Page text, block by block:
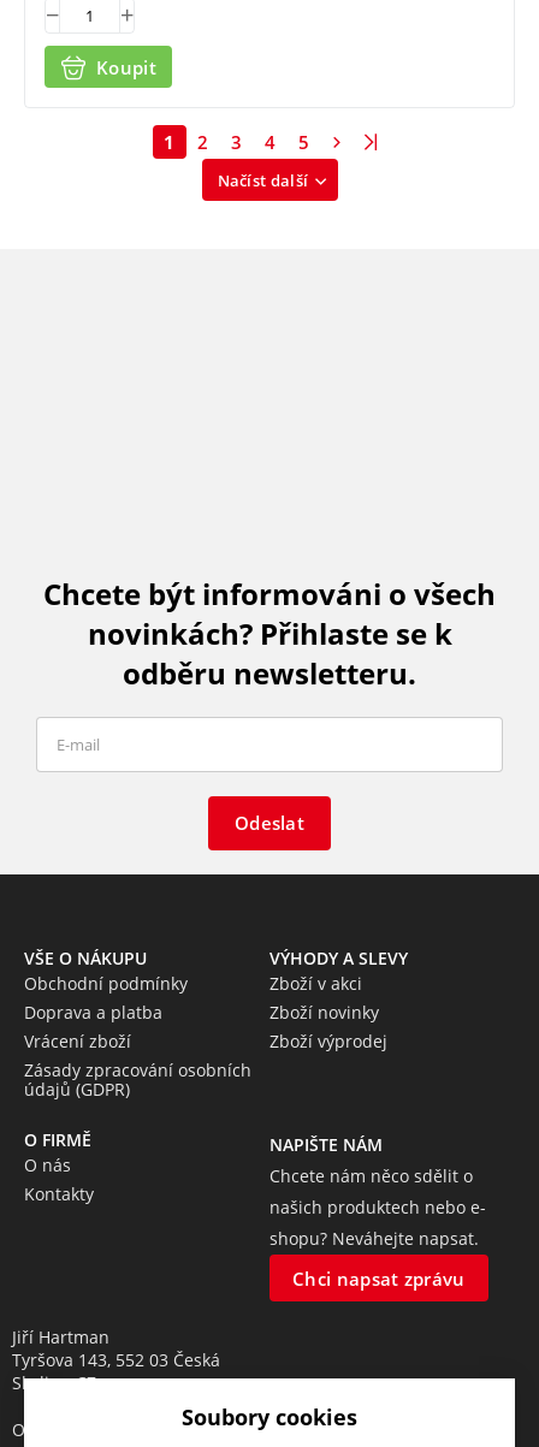
Koupit
Načíst další
1 2 3 4 5
Chcete být informováni o všech
novinkách? Přihlaste se k
odběru newsletteru.
Odeslat
VŠE O NÁKUPU
Obchodní podmínky
Doprava a platba
Vrácení zboží
Zásady zpracování osobních
údajů (GDPR)
VÝHODY A SLEVY
Zboží v akci
Zboží novinky
Zboží výprodej
O FIRMĚ
O nás
Kontakty
NAPIŠTE NÁM
Chcete nám něco sdělit o
našich produktech nebo e-
shopu? Neváhejte napsat.
Chci napsat zprávu
Jiří Hartman
Tyršova 143, 552 03 Česká
Skalice, CZ
Obchodní rejstřík vedený uSoubory cookies